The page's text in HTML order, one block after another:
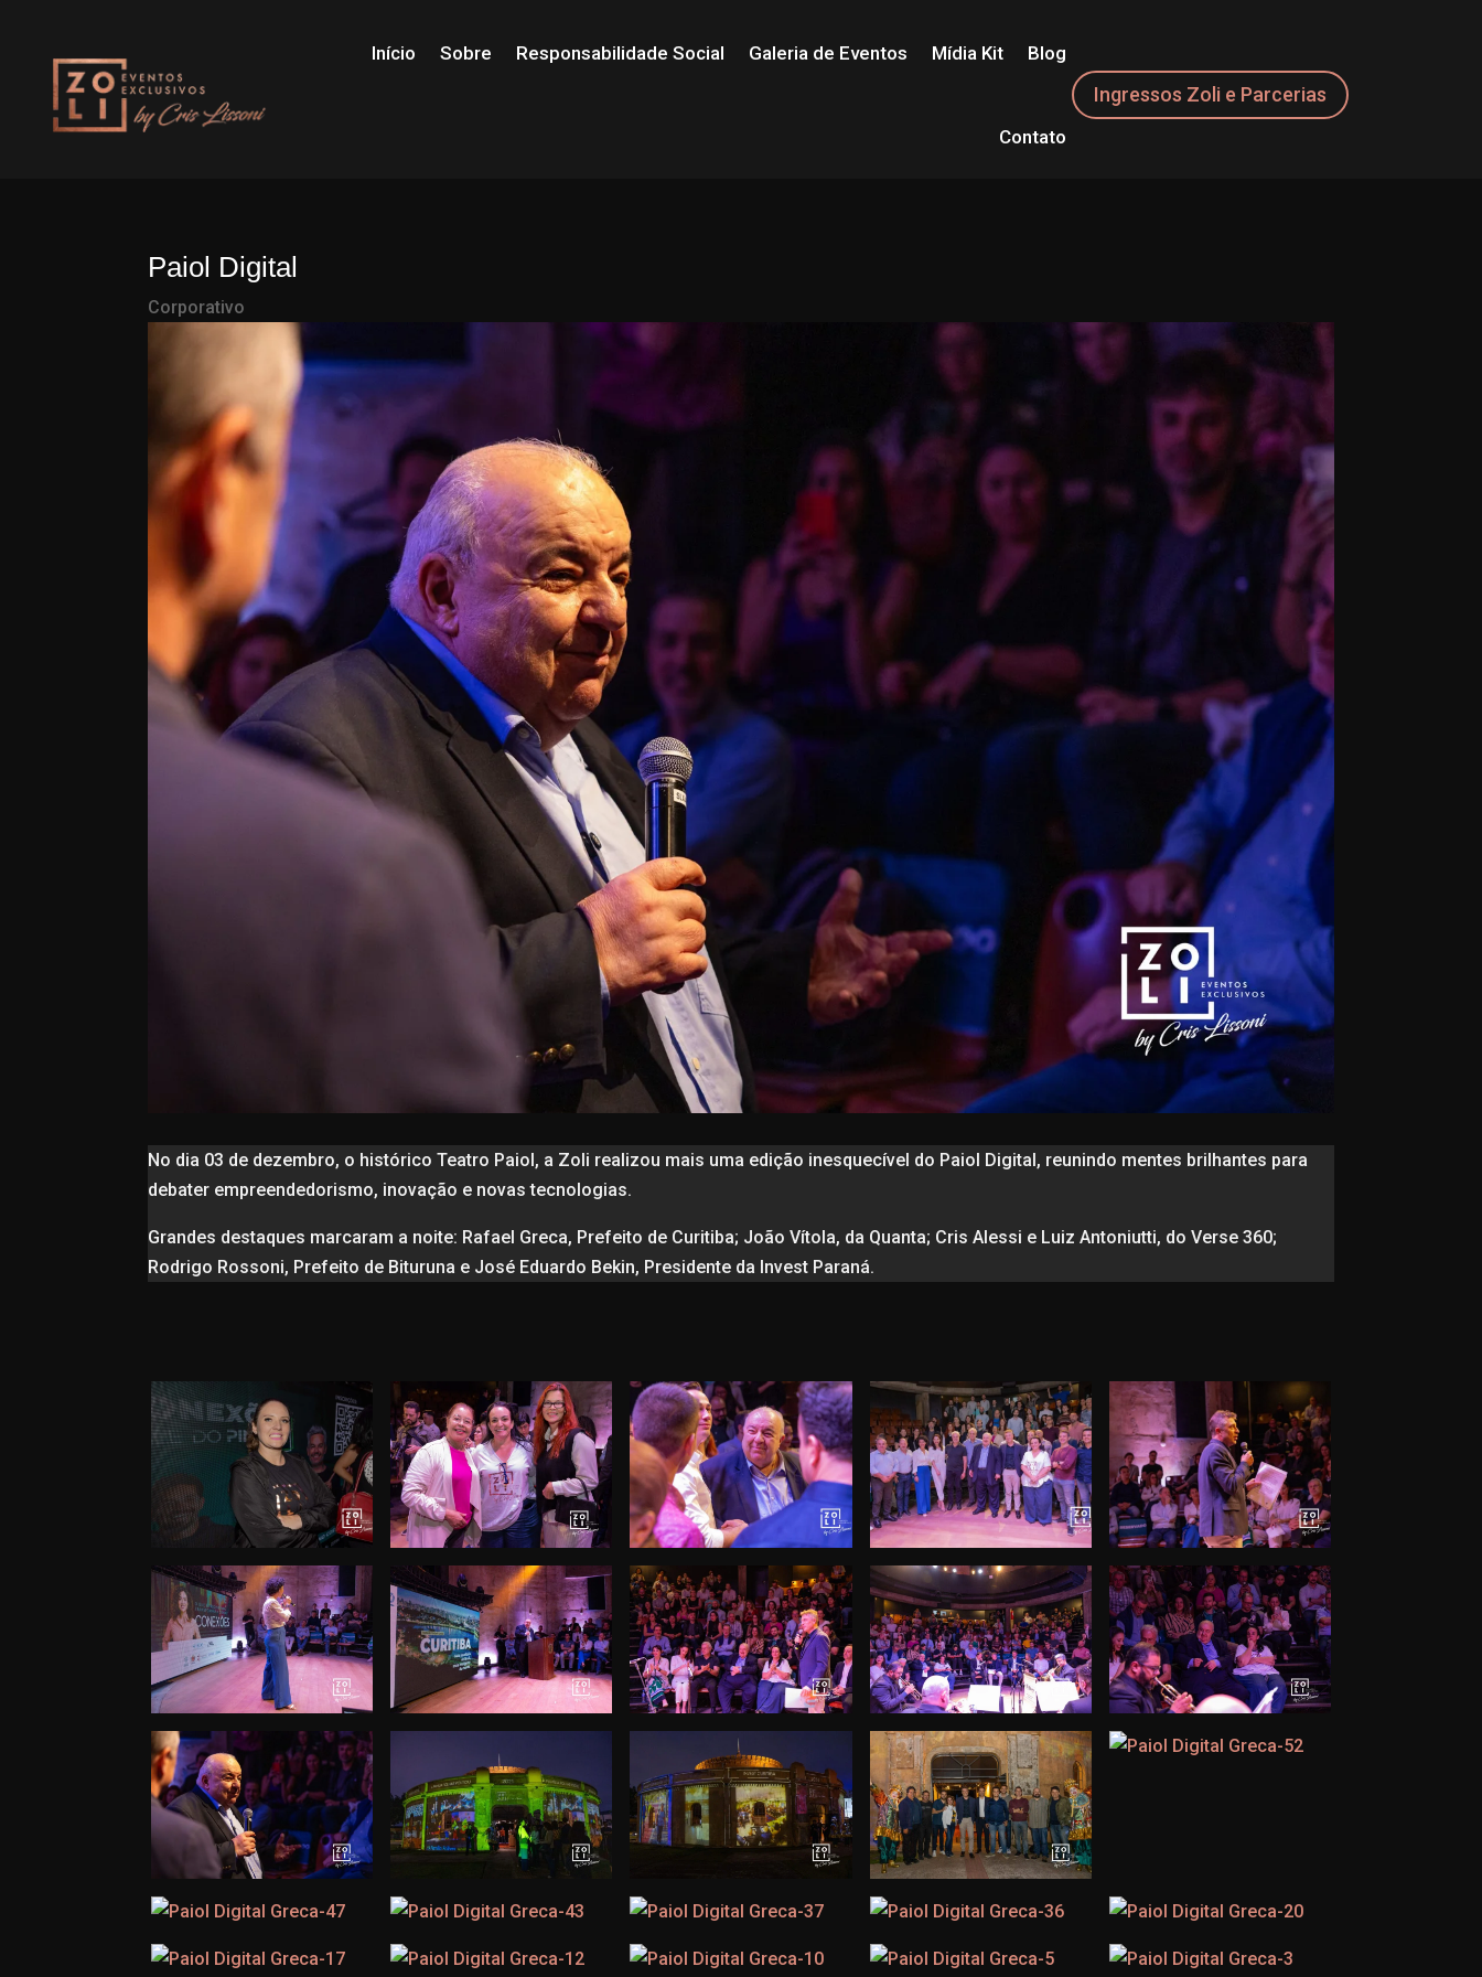
Início Sobre Responsabilidade Social Galeria de Eventos Mídia Kit Blog
Contato
Ingressos Zoli e Parcerias
Paiol Digital
Corporativo
No dia 03 de dezembro, o histórico Teatro Paiol, a Zoli realizou mais uma edição inesquecível do Paiol Digital, reunindo mentes brilhantes para
debater empreendedorismo, inovação e novas tecnologias.
Grandes destaques marcaram a noite: Rafael Greca, Prefeito de Curitiba; João Vítola, da Quanta; Cris Alessi e Luiz Antoniutti, do Verse 360;
Rodrigo Rossoni, Prefeito de Bituruna e José Eduardo Bekin, Presidente da Invest Paraná.